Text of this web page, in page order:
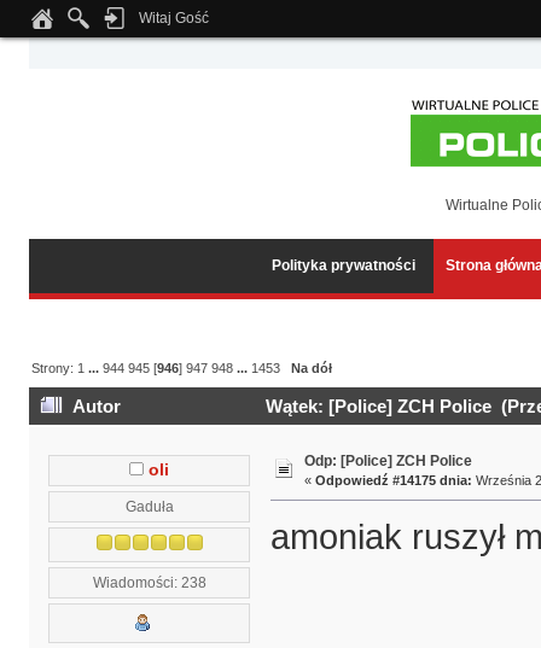
Notice: Undefined index: tapatalk_body_hook in
Witaj Gość
Wirtualne
Polityka prywatności Strona
Strony: 1 ...944 945 [946]947 948 ... 1453 Na dół
Autor Wątek: [Police] ZCH Police
oli
Gaduła
Wiadomości: 238
Odp: [Police] ZCH Police
« Odpowiedź #14175 dnia: Września
amoniak ruszył